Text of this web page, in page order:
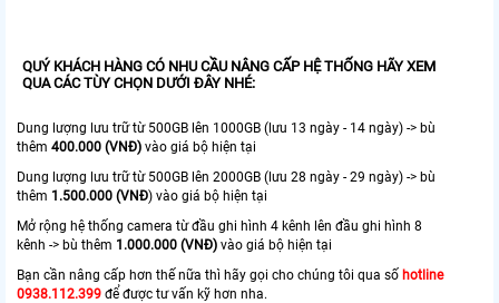
QUÝ KHÁCH HÀNG CÓ NHU CẦU NÂNG CẤP HỆ THỐNG HÃY XEM
QUA CÁC TÙY CHỌN DƯỚI ĐÂY NHÉ:
Dung lượng lưu trữ từ 500GB lên 1000GB (lưu 13 ngày - 14 ngày) -> bù
thêm 400.000 (VNĐ) vào giá bộ hiện tại
Dung lượng lưu trữ từ 500GB lên 2000GB (lưu 28 ngày - 29 ngày) -> bù
thêm 1.500.000 (VNĐ) vào giá bộ hiện tại
Mở rộng hệ thống camera từ đầu ghi hình 4 kênh lên đầu ghi hình 8
kênh -> bù thêm 1.000.000 (VNĐ) vào giá bộ hiện tại
Bạn cần nâng cấp hơn thế nữa thì hãy gọi cho chúng tôi qua số hotline
0938.112.399 để được tư vấn kỹ hơn nha.